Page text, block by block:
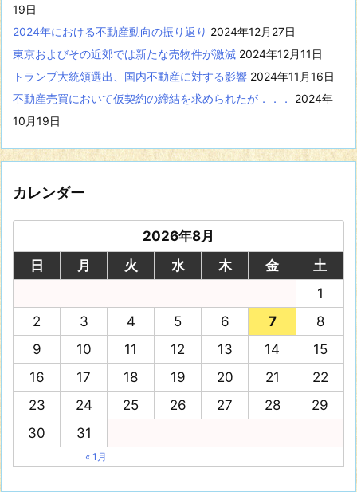
19日
2024年における不動産動向の振り返り 2024年12月27日
東京およびその近郊では新たな売物件が激減 2024年12月11日
トランプ大統領選出、国内不動産に対する影響 2024年11月16日
不動産売買において仮契約の締結を求められたが．．．
2024年
10月19日
カレンダー
2026年8月
日
月 火 水 木 金
土
1
2
3 4 5 6 7
8
9
10 11 12 13 14
15
16
17 18 19 20 21
22
23
24 25 26 27 28
29
30
31
« 1月